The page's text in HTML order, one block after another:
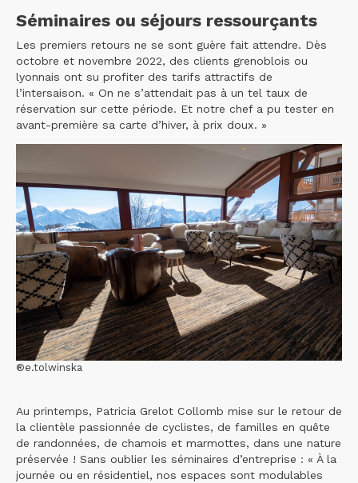
Séminaires ou séjours ressourçants
Les premiers retours ne se sont guère fait attendre. Dès
octobre et novembre 2022, des clients grenoblois ou
lyonnais ont su profiter des tarifs attractifs de
l’intersaison. « On ne s’attendait pas à un tel taux de
réservation sur cette période. Et notre chef a pu tester en
avant-première sa carte d’hiver, à prix doux. »
®e.tolwinska
Au printemps, Patricia Grelot Collomb mise sur le retour de
la clientèle passionnée de cyclistes, de familles en quête
de randonnées, de chamois et marmottes, dans une nature
préservée ! Sans oublier les séminaires d’entreprise : « À la
journée ou en résidentiel, nos espaces sont modulables